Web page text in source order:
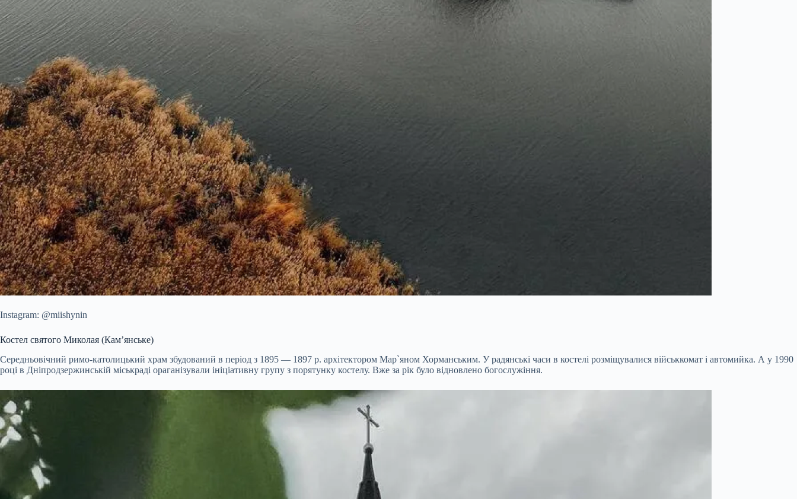
Instagram: @miishynin
Костел святого Миколая (Кам’янське)
Середньовічний римо-католицький храм збудований в період з 1895 — 1897 р. архітектором Мар`яном Хорманським. У радянські часи в костелі розміщувалися військкомат і автомийка. А у 1990
році в Дніпродзержинській міськраді ораганізували ініціативну групу з порятунку костелу. Вже за рік було відновлено богослужіння.